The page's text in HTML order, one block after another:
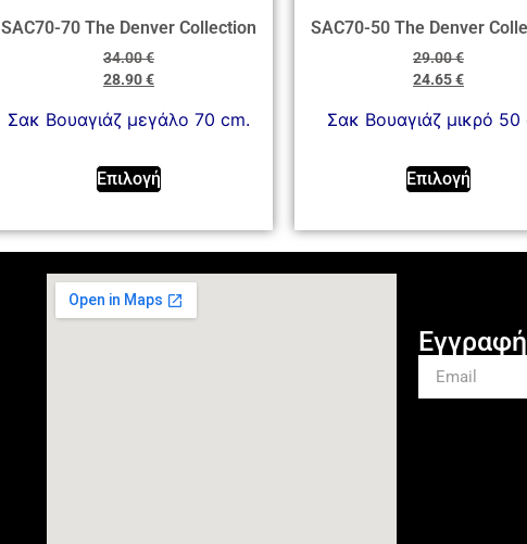
SAC70-70 The Denver Collection
34.00€
28.90€
Σακ Βουαγιάζ μεγάλο 70 cm.
Επιλογή
SAC70-50 The Denver
29.00€
24.65€
Σακ Βουαγιάζ μικρό 50
Επιλογή